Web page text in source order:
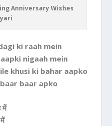
Wishes
ki raah mein
nigaah mein
khusi ki bahar aapko
baar apko
में